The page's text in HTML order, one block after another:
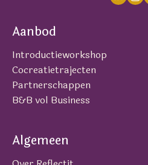
Aanbod
Introductieworkshop
Cocreatietrajecten
Partnerschappen
B&B vol Business
Algemeen